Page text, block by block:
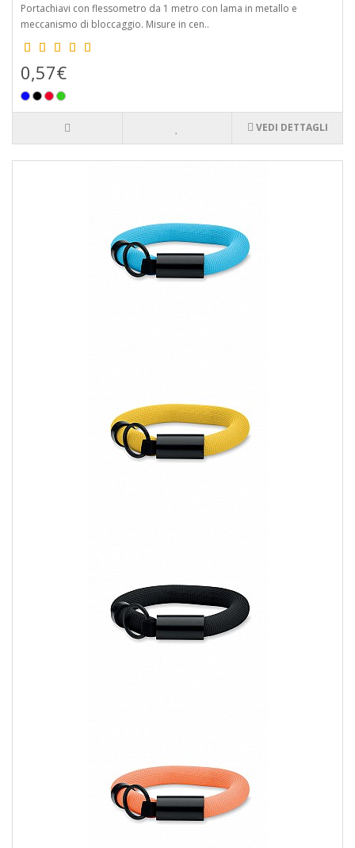
Portachiavi con flessometro da 1 metro con lama in metallo e
meccanismo di bloccaggio. Misure in cen..
0,57€
VEDI DETTAGLI